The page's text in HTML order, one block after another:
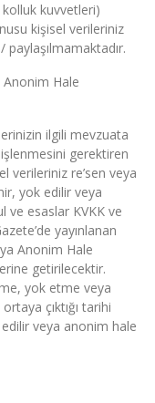
kuvvetleri)
kişisel verileriniz
Anonim Hale
ilgili mevzuata
gerektiren
verileriniz re’sen veya
yok edilir veya
ve esaslar KVKK ve
yayınlanan
Anonim Hale
getirilecektir.
yok etme veya
çıktığı tarihi
veya anonim hale